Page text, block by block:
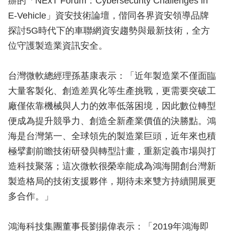
E-Vehicle」資安技術論壇，偕同各界資安領導品牌
探討5G時代下的車聯網資安趨勢與最新技術，全方
位守護製造業資訊安全。
台灣微軟總經理孫基康表示：「近年製造業不僅面臨
大量客製化、創造差異化等生產挑戰，更需要突破工
廠僅依靠機械與人力的效率低落困境，因此數位轉型
便成為提升競爭力、創造全新產業價值的決勝點。鴻
海是台灣第一、全球領先的製造業巨頭，近年來也積
極擘劃前瞻技術研發與轉型計畫，重新定義市場與打
造科技聚落；這次微軟很榮幸能成為鴻海開創台灣新
製造格局的技術支援夥伴，期待未來雙方持續開展更
多合作。」
鴻海科技集團董事長劉揚偉表示：「2019年鴻海即